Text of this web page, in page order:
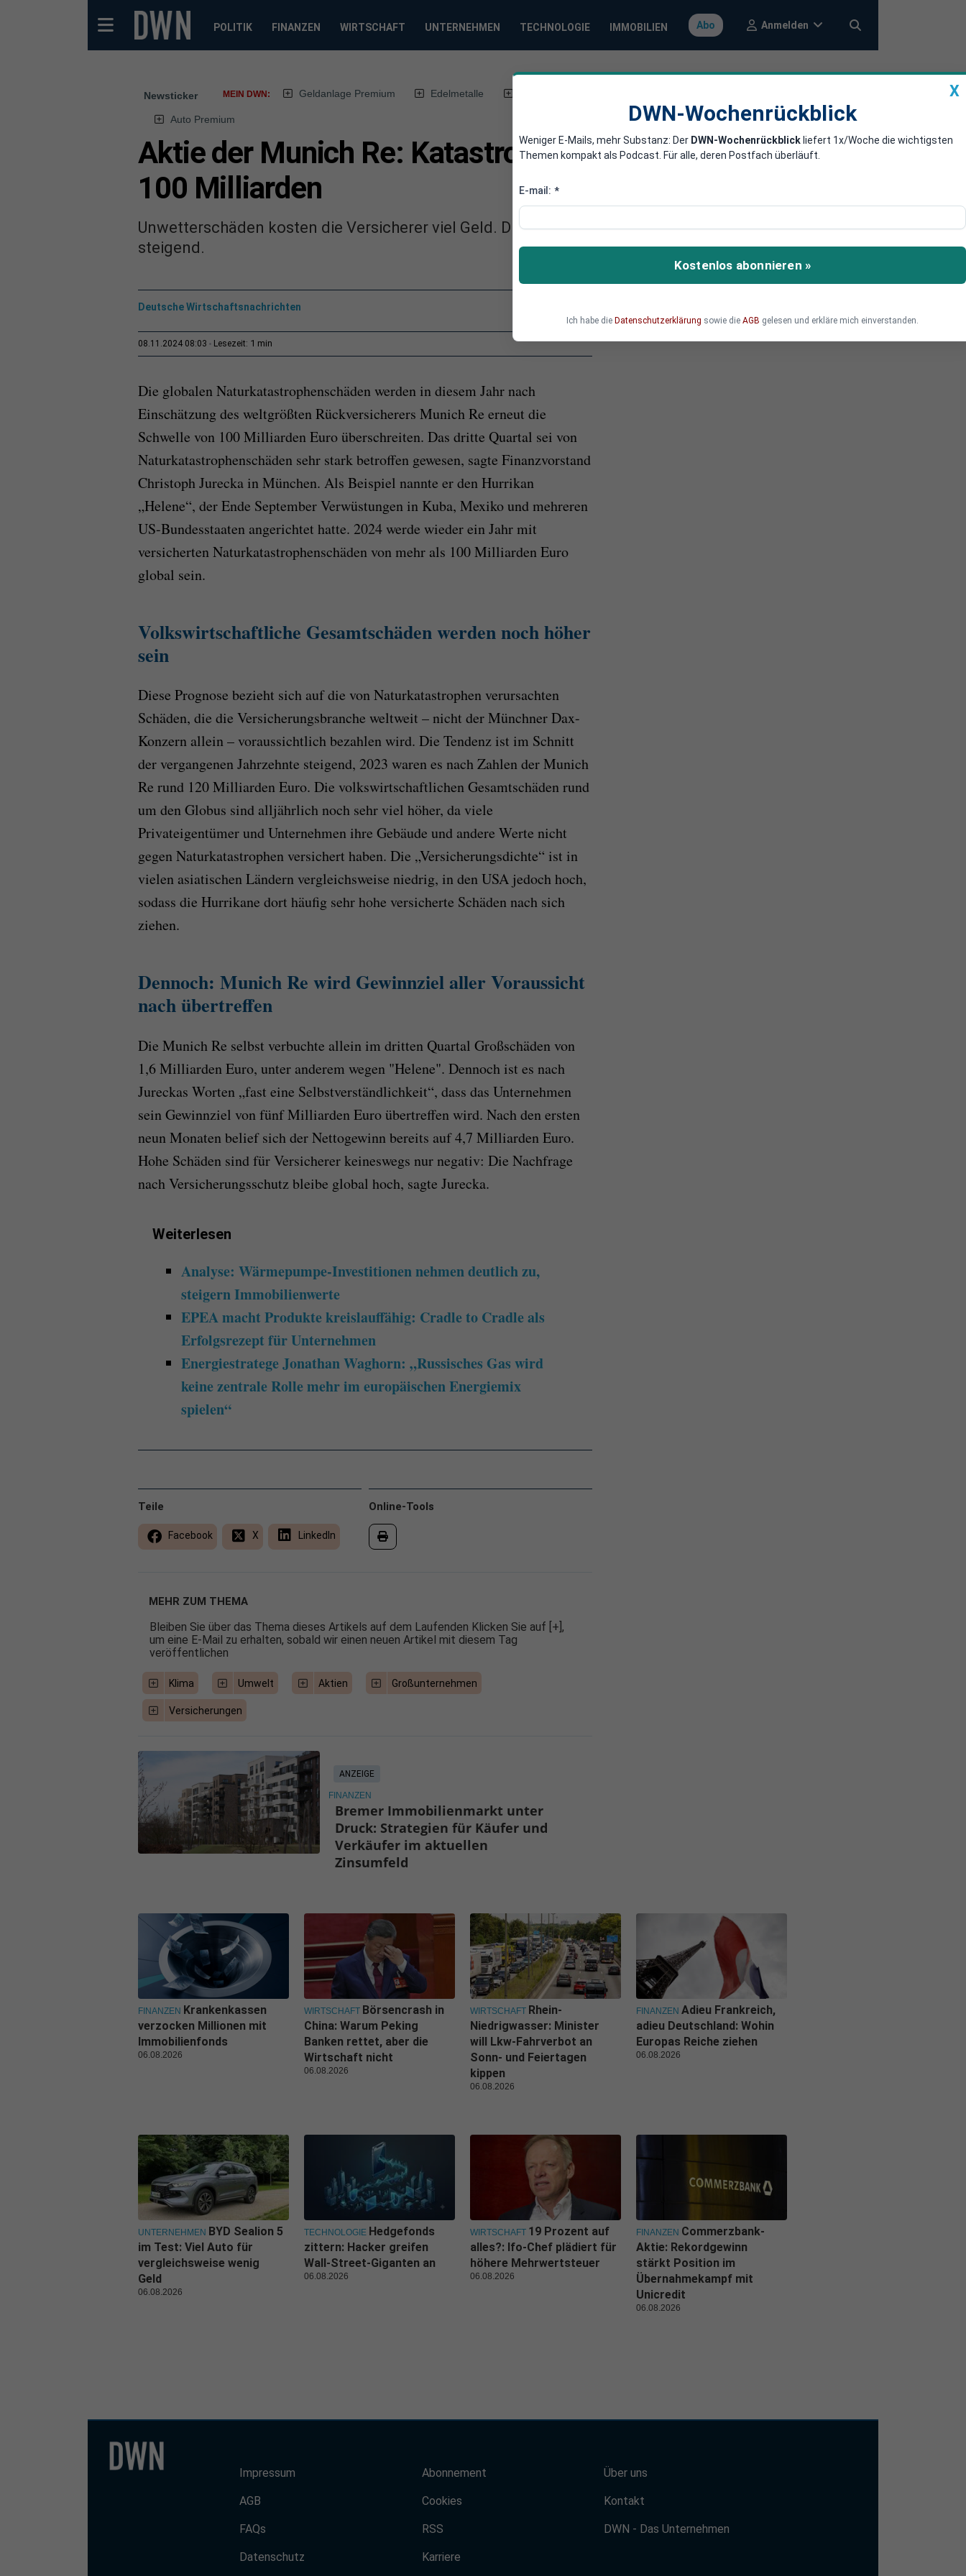
POLITIK FINANZEN WIRTSCHAFT UNTERNEHMEN TECHNOLOGIE IMMOBILIEN Abo Anmelden
Newsticker MEIN DWN: Geldanlage Premium Edelmetalle
Auto Premium
Aktie der Munich Re: Katastrophen kosten global über
100 Milliarden
Unwetterschäden kosten die Versicherer viel Geld. Die Tendenz im mehrjährigen Schnitt:
steigend.
Deutsche Wirtschaftsnachrichten
08.11.2024 08:03 Lesezeit: 1 min
Die globalen Naturkatastrophenschäden werden in diesem Jahr nach
Einschätzung des weltgrößten Rückversicherers Munich Re erneut die
Schwelle von 100 Milliarden Euro überschreiten. Das dritte Quartal sei von
Naturkatastrophenschäden sehr stark betroffen gewesen, sagte Finanzvorstand
Christoph Jurecka in München. Als Beispiel nannte er den Hurrikan
„Helene“, der Ende September Verwüstungen in Kuba, Mexiko und mehreren
US-Bundesstaaten angerichtet hatte. 2024 werde wieder ein Jahr mit
versicherten Naturkatastrophenschäden von mehr als 100 Milliarden Euro
global sein.
Volkswirtschaftliche Gesamtschäden werden noch höher
sein
Diese Prognose bezieht sich auf die von Naturkatastrophen verursachten
Schäden, die die Versicherungsbranche weltweit – nicht der Münchner Dax-
Konzern allein – voraussichtlich bezahlen wird. Die Tendenz ist im Schnitt
der vergangenen Jahrzehnte steigend, 2023 waren es nach Zahlen der Munich
Re rund 120 Milliarden Euro. Die volkswirtschaftlichen Gesamtschäden rund
um den Globus sind alljährlich noch sehr viel höher, da viele
Privateigentümer und Unternehmen ihre Gebäude und andere Werte nicht
gegen Naturkatastrophen versichert haben. Die „Versicherungsdichte“ ist in
vielen asiatischen Ländern vergleichsweise niedrig, in den USA jedoch hoch,
sodass die Hurrikane dort häufig sehr hohe versicherte Schäden nach sich
ziehen.
Dennoch: Munich Re wird Gewinnziel aller Voraussicht
nach übertreffen
Die Munich Re selbst verbuchte allein im dritten Quartal Großschäden von
1,6 Milliarden Euro, unter anderem wegen "Helene". Dennoch ist es nach
Jureckas Worten „fast eine Selbstverständlichkeit“, dass das Unternehmen
sein Gewinnziel von fünf Milliarden Euro übertreffen wird. Nach den ersten
neun Monaten belief sich der Nettogewinn bereits auf 4,7 Milliarden Euro.
Hohe Schäden sind für Versicherer keineswegs nur negativ: Die Nachfrage
nach Versicherungsschutz bleibe global hoch, sagte Jurecka.
Weiterlesen
Analyse: Wärmepumpe-Investitionen nehmen deutlich zu,
steigern Immobilienwerte
EPEA macht Produkte kreislauffähig: Cradle to Cradle als
Erfolgsrezept für Unternehmen
Energiestratege Jonathan Waghorn: „Russisches Gas wird
keine zentrale Rolle mehr im europäischen Energiemix
spielen“
Online-Tools
Teile
Facebook X LinkedIn
MEHR ZUM THEMA
Bleiben Sie über das Thema dieses Artikels auf dem Laufenden Klicken Sie auf [+],
um eine E-Mail zu erhalten, sobald wir einen neuen Artikel mit diesem Tag
veröffentlichen
Klima Umwelt Aktien Großunternehmen
Versicherungen
ANZEIGE
FINANZEN
Bremer Immobilienmarkt unter
Druck: Strategien für Käufer und
Verkäufer im aktuellen
Zinsumfeld
X
DWN-Wochenrückblick
Weniger E-Mails, mehr Substanz: Der DWN-Wochenrückblick liefert 1x/Woche die wichtigsten
Themen kompakt als Podcast. Für alle, deren Postfach überläuft.
E-mail: *
Kostenlos abonnieren »
Ich habe die Datenschutzerklärung sowie die AGB gelesen und erkläre mich einverstanden.
FINANZEN Krankenkassen
verzocken Millionen mit
Immobilienfonds
06.08.2026
WIRTSCHAFT Börsencrash in
China: Warum Peking
Banken rettet, aber die
Wirtschaft nicht
06.08.2026
WIRTSCHAFT Rhein-
Niedrigwasser: Minister
will Lkw-Fahrverbot an
Sonn- und Feiertagen
kippen
06.08.2026
FINANZEN Adieu Frankreich,
adieu Deutschland: Wohin
Europas Reiche ziehen
06.08.2026
UNTERNEHMEN BYD Sealion 5
im Test: Viel Auto für
vergleichsweise wenig
Geld
06.08.2026
TECHNOLOGIE Hedgefonds
zittern: Hacker greifen
Wall-Street-Giganten an
06.08.2026
WIRTSCHAFT 19 Prozent auf
alles?: Ifo-Chef plädiert für
höhere Mehrwertsteuer
06.08.2026
FINANZEN Commerzbank-
Aktie: Rekordgewinn
stärkt Position im
Übernahmekampf mit
Unicredit
06.08.2026
Impressum
AGB
FAQs
Datenschutz
Abonnement
Cookies
RSS
Karriere
Über uns
Kontakt
DWN - Das Unternehmen